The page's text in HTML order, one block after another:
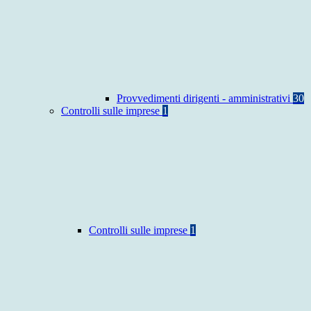
Provvedimenti dirigenti - amministrativi 30
Controlli sulle imprese 1
Controlli sulle imprese 1